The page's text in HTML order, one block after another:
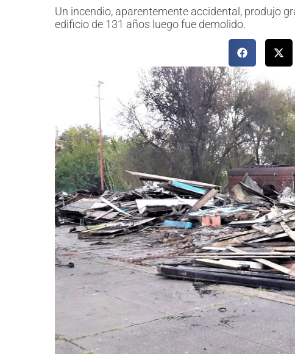
Un incendio, aparentemente accidental, produjo
edificio de 131 años luego fue demolido.